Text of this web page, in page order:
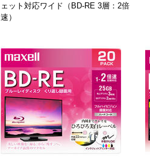
ェット対応ワイド（BD-RE 3層：2倍
速）